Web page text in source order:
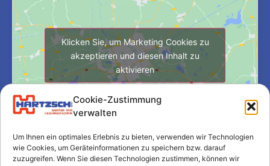
Cookie-Zustimmung
verwalten
Um Ihnen ein optimales Erlebnis zu bieten, verwenden wir Technologien
wie Cookies, um Geräteinformationen zu speichern bzw. darauf
zuzugreifen. Wenn Sie diesen Technologien zustimmen, können wir
Klicken Sie, um Marketing Cookies zu
akzeptieren und diesen Inhalt zu
aktivieren